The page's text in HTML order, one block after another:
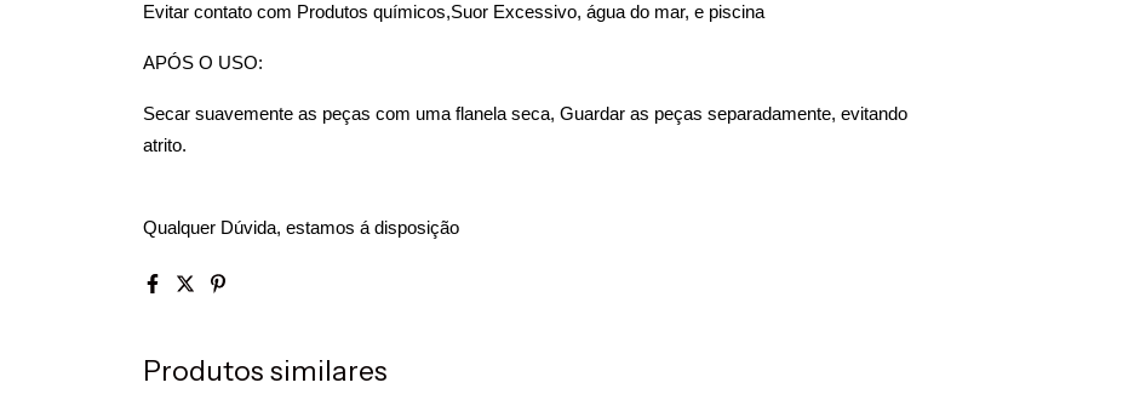
Evitar contato com Produtos químicos,Suor Excessivo, água do mar, e piscina
APÓS O USO:
Secar suavemente as peças com uma flanela seca, Guardar as peças separadamente, evitando
atrito.
Qualquer Dúvida, estamos á disposição
Produtos similares